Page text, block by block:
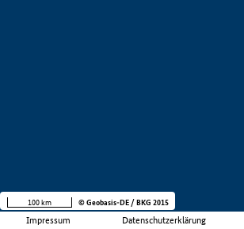
Impressum Datenschutzerklärung
100 km © Geobasis-DE / BKG 2015